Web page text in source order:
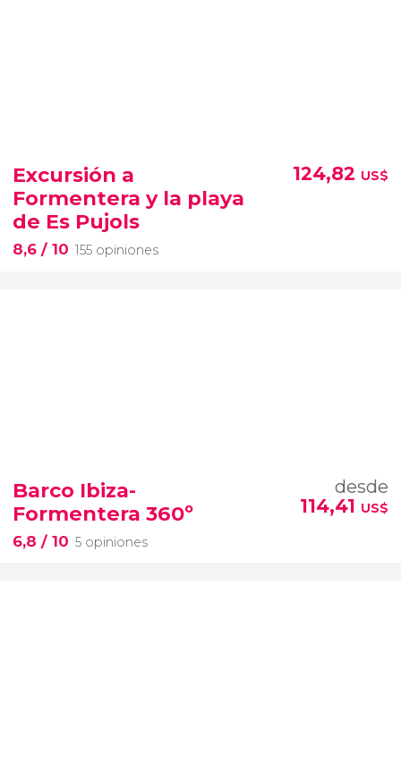
Excursión a
Formentera y la playa
de Es Pujols
8,6 / 10 155 opiniones
124,82 US$
Barco Ibiza-
Formentera 360º
6,8 / 10 5 opiniones
desde
114,41 US$